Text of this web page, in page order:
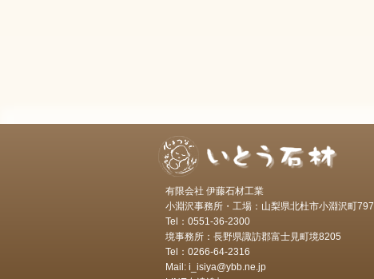
有限会社 伊藤石材工業
小淵沢事務所・工場：山梨県北杜市小淵沢町797
Tel：0551-36-2300
境事務所：長野県諏訪郡富士見町境8205
Tel：0266-64-2316
Mail: i_isiya@ybb.ne.jp